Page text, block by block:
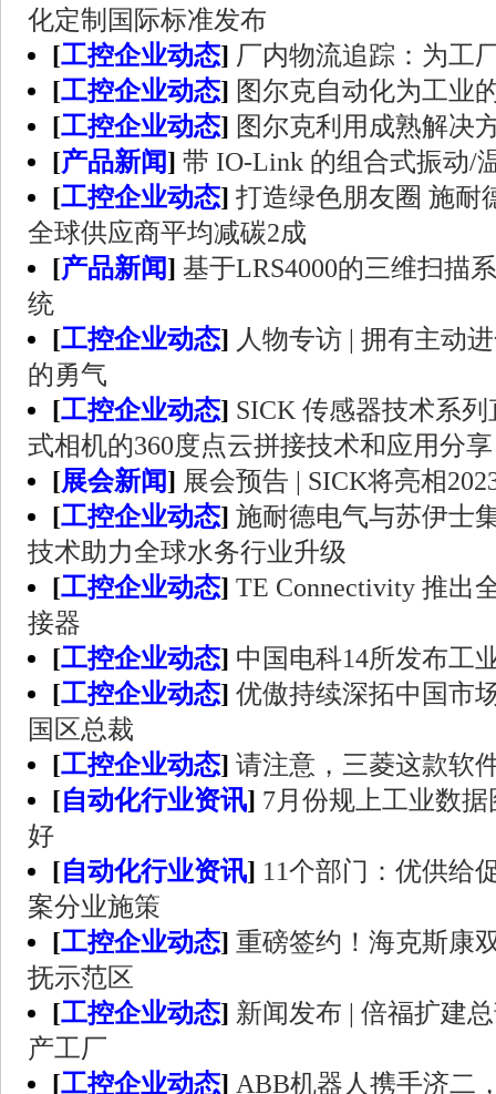
化定制国际标准发布
[工控企业动态] 厂内物流追踪：为工
[工控企业动态] 图尔克自动化为工业
[工控企业动态] 图尔克利用成熟解决
[产品新闻] 带 IO-Link 的组合式振动/
[工控企业动态] 打造绿色朋友圈 施耐
全球供应商平均减碳2成
[产品新闻] 基于LRS4000的三维扫描
统
[工控企业动态] 人物专访 | 拥有主动
的勇气
[工控企业动态] SICK 传感器技术系
式相机的360度点云拼接技术和应用分享
[展会新闻] 展会预告 | SICK将亮相
[工控企业动态] 施耐德电气与苏伊士
技术助力全球水务行业升级
[工控企业动态] TE Connectivity 推出
接器
[工控企业动态] 中国电科14所发布工
[工控企业动态] 优傲持续深拓中国市
国区总裁
[工控企业动态] 请注意，三菱这款软
[自动化行业资讯] 7月份规上工业数
好
[自动化行业资讯] 11个部门：优供给
案分业施策
[工控企业动态] 重磅签约！海克斯康
抚示范区
[工控企业动态] 新闻发布 | 倍福扩建
产工厂
[工控企业动态] ABB机器人携手济二